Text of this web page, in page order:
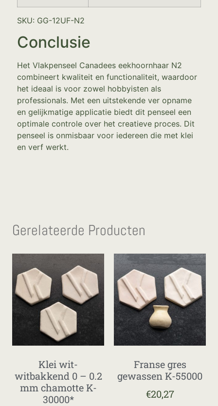
SKU: GG-12UF-N2
Conclusie
Het Vlakpenseel Canadees eekhoornhaar N2
combineert kwaliteit en functionaliteit, waardoor
het ideaal is voor zowel hobbyisten als
professionals. Met een uitstekende ver opname
en gelijkmatige applicatie biedt dit penseel een
optimale controle over het creatieve proces. Dit
penseel is onmisbaar voor iedereen die met klei
en verf werkt.
Gerelateerde Producten
Klei wit-
witbakkend 0 – 0.2
mm chamotte K-
30000*
Franse gres
gewassen K-55000
€20,27